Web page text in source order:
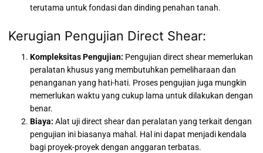
terutama untuk fondasi dan dinding penahan tanah.
Kerugian Pengujian Direct Shear:
Kompleksitas Pengujian: Pengujian direct shear memerlukan
peralatan khusus yang membutuhkan pemeliharaan dan
penanganan yang hati-hati. Proses pengujian juga mungkin
memerlukan waktu yang cukup lama untuk dilakukan dengan
benar.
Biaya: Alat uji direct shear dan peralatan yang terkait dengan
pengujian ini biasanya mahal. Hal ini dapat menjadi kendala
bagi proyek-proyek dengan anggaran terbatas.